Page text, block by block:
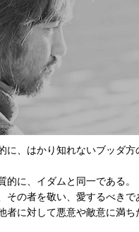
に、はかり知れないブッダ方
に、イダムと同一である。
の者を敬い、愛するべきで
者に対して悪意や敵意に満ち